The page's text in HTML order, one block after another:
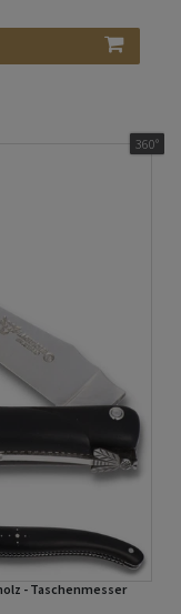
- Taschenmesser
360°